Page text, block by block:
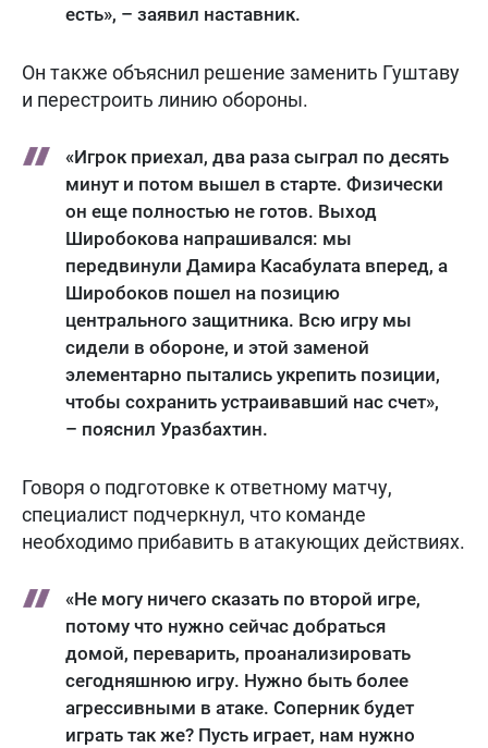
есть», – заявил наставник.
Он также объяснил решение заменить Гуштаву
и перестроить линию обороны.
«Игрок приехал, два раза сыграл по десять
минут и потом вышел в старте. Физически
он еще полностью не готов. Выход
Широбокова напрашивался: мы
передвинули Дамира Касабулата вперед, а
Широбоков пошел на позицию
центрального защитника. Всю игру мы
сидели в обороне, и этой заменой
элементарно пытались укрепить позиции,
чтобы сохранить устраивавший нас счет»,
– пояснил Уразбахтин.
Говоря о подготовке к ответному матчу,
специалист подчеркнул, что команде
необходимо прибавить в атакующих действиях.
«Не могу ничего сказать по второй игре,
потому что нужно сейчас добраться
домой, переварить, проанализировать
сегодняшнюю игру. Нужно быть более
агрессивными в атаке. Соперник будет
играть так же? Пусть играет, нам нужно